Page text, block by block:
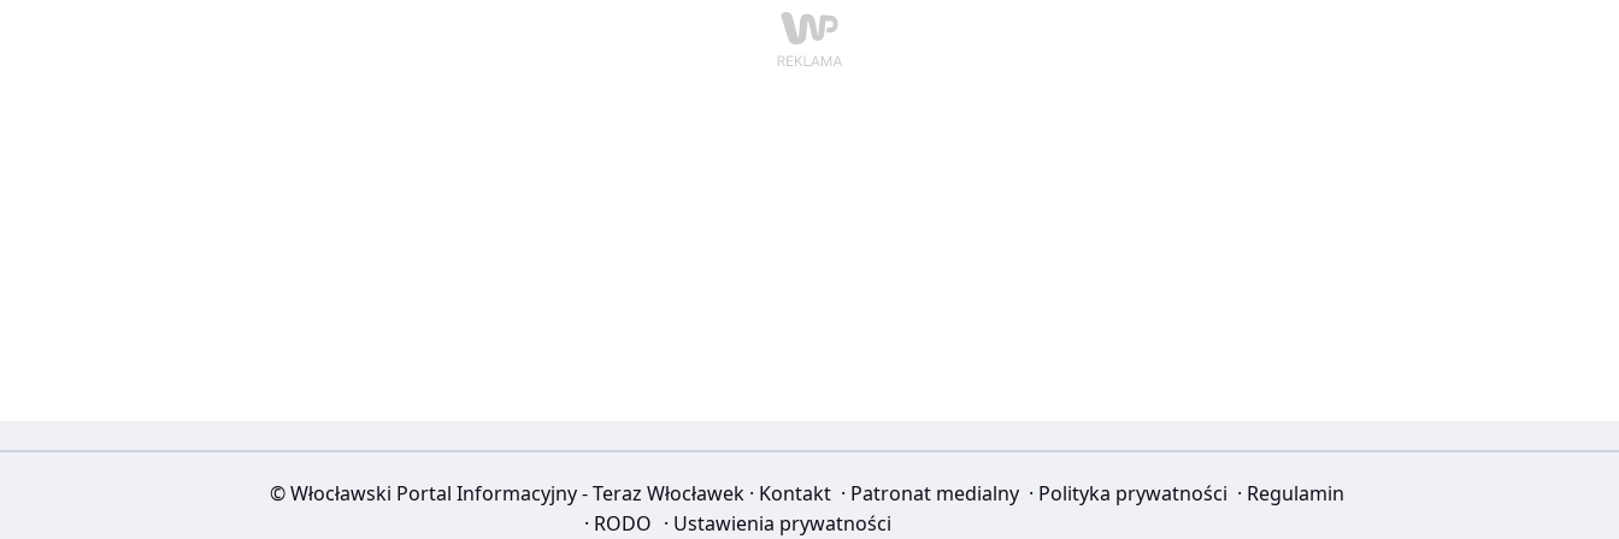
© Włocławski Portal Informacyjny - Teraz Włocławek · Kontakt · Patronat medialny · Polityka prywatności · Regulamin
· RODO · Ustawienia prywatności